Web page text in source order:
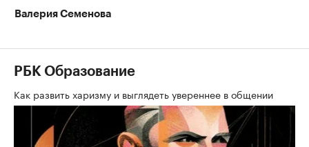
Валерия Семенова
РБК Образование
Как развить харизму и выглядеть увереннее в общении